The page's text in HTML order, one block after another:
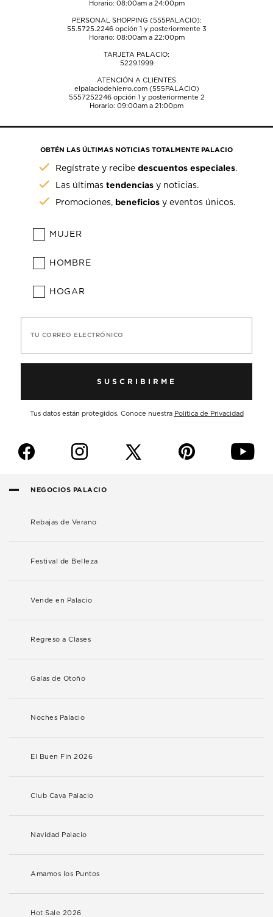
Horario: 08:00am a 24:00pm
PERSONAL SHOPPING (555PALACIO):
55.5725.2246opción 1 y posteriormente 3
Horario: 08:00am a 22:00pm
TARJETA PALACIO:
5229.1999
ATENCIÓN A CLIENTES
elpalaciodehierro.com (555PALACIO)
5557252246opción 1 y posteriormente 2
Horario: 09:00am a 21:00pm
OBTÉN LAS ÚLTIMAS NOTICIAS TOTALMENTE PALACIO
Regístrate y recibedescuentos especiales.
Las últimastendencias y noticias.
Promociones, beneficios y eventos únicos.
MUJER
HOMBRE
HOGAR
TU CORREO ELECTRÓNICO
SUSCRIBIRME
Tus datos están protegidos. Conoce nuestra Política de Privacidad
f i p y
NEGOCIOS PALACIO
Rebajas de Verano
Festival de Belleza
Vende en Palacio
Regreso a Clases
Galas de Otoño
Noches Palacio
El Buen Fin 2026
Club Cava Palacio
Navidad Palacio
Amamos los Puntos
Hot Sale 2026